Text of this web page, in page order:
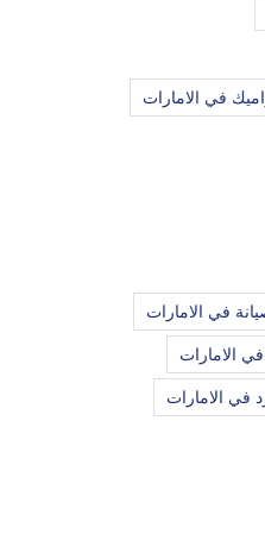
في الامارات
في الامارات
الامارات
في الامارات